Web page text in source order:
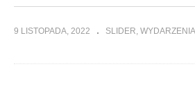
9 LISTOPADA, 2022 SLIDER WYDARZENIA